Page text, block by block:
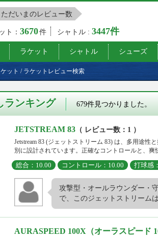
ただいまのレビュー数
ト：3670件 シャトル :3447件
ラケット シャトル シューズ
ット / ラケットレビュー検索
ランキング 679件見つかりました。
JETSTREAM 83 （ レビュー数：1 ）
Jetstream 83 (ジェットストリーム 83) は、多用途
別に設計されています。正確なコントロールと、爽
総合：10.00 コントロール：10.00 打球感
攻撃型・オールラウンダー・
で、このジェットストリーム
AURASPEED 100X（オーラスピード